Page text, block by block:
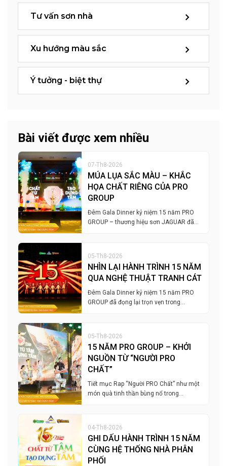
Tư vấn sơn nhà
Xu hướng màu sắc
Ý tưởng - biệt thự
Bài viết được xem nhiều
07-Th8-2026
MÚA LỤA SẮC MÀU – KHẮC
HỌA CHẤT RIÊNG CỦA PRO
GROUP
Đêm Gala Dinner kỷ niệm 15 năm PRO
GROUP – thương hiệu sơn JAGUAR đã…
05-Th8-2026
NHÌN LẠI HÀNH TRÌNH 15 NĂM
QUA NGHỆ THUẬT TRANH CÁT
Đêm Gala Dinner kỷ niệm 15 năm PRO
GROUP đã đọng lại trọn vẹn trong…
05-Th8-2026
15 NĂM PRO GROUP – KHỞI
NGUỒN TỪ “NGƯỜI PRO
CHẤT”
Tiết mục Rap “Người PRO Chất” như một
món quà tinh thần bùng nổ trong…
04-Th8-2026
GHI DẤU HÀNH TRÌNH 15 NĂM
CÙNG HỆ THỐNG NHÀ PHÂN
PHỐI